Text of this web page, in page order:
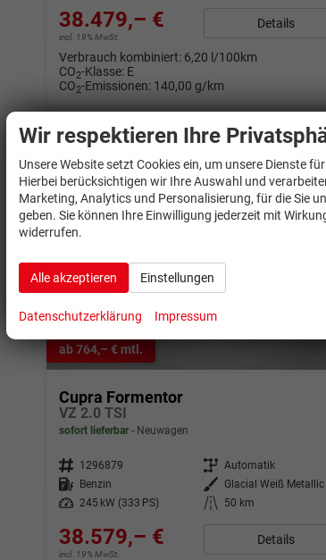
38.479,– €
incl. 19% MwSt.
Details
Verbrauch kombiniert: 6,20 l/100km
CO2-Klasse: E
CO2-Emissionen: 140,00 g/km
ab 764,– € mtl.
Cupra Formentor
VZ 2.0 TSI
sofort lieferbar Neuwagen
Fahrzeugnr. 1296879 Getriebe Automatik
Kraftstoff
Benzin Außenfarbe
Glacial Weiß Metallic
Leistung
245 kW (333 PS) Kilometerstand 50 km
38.579,– €
incl. 19% MwSt.
Details
Wir respektieren Ihre
Unsere Website setzt Cookies ein, um unsere Dienste
Hierbei berücksichtigen wir Ihre Auswahl und
Marketing, Analytics und Personalisierung, für die Sie
geben. Sie können Ihre Einwilligung jederzeit mit
widerrufen.
Alle akzeptieren Einstellungen
Datenschutzerklärung Impressum